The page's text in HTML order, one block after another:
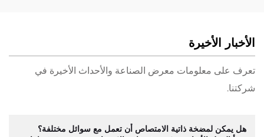
الأخبار الأخيرة
تعرف على معلومات معرض الصناعة والأحداث الأخيرة في
شركتنا.
هل يمكن لمضخة ذاتية الامتصاص أن تعمل مع سوائل مختلفة؟